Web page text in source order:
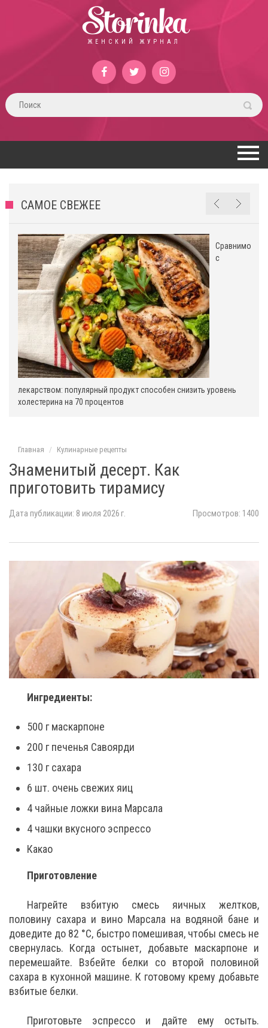
Storinka
ЖЕНСКИЙ ЖУРНАЛ
САМОЕ СВЕЖЕЕ
Сравнимо
с
лекарством: популярный продукт способен снизить уровень
холестерина на 70 процентов
Главная Кулинарные рецепты
Знаменитый десерт. Как
приготовить тирамису
Дата публикации: 8 июля 2026 г. Просмотров: 1400
Ингредиенты:
500 г маскарпоне
200 г печенья Савоярди
130 г сахара
6 шт. очень свежих яиц
4 чайные ложки вина Марсала
4 чашки вкусного эспрессо
Какао
Приготовление
Нагрейте взбитую смесь яичных желтков,
половину сахара и вино Марсала на водяной бане и
доведите до 82 °C, быстро помешивая, чтобы смесь не
свернулась. Когда остынет, добавьте маскарпоне и
перемешайте. Взбейте белки со второй половиной
сахара в кухонной машине. К готовому крему добавьте
взбитые белки.
Приготовьте эспрессо и дайте ему остыть.